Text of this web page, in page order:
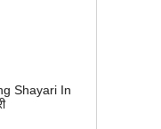
Shayari In